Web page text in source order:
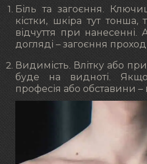
Біль та загоєння.
кістки, шкіра тут тонша,
відчуття при
догляді – загоєння
Видимість. Влітку або
буде на видноті.
професія або обставини –